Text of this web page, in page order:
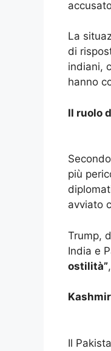
La
di
indiani,
hanno
Il ruolo
più
avviato
Trump,
India e
ostilità”
Il